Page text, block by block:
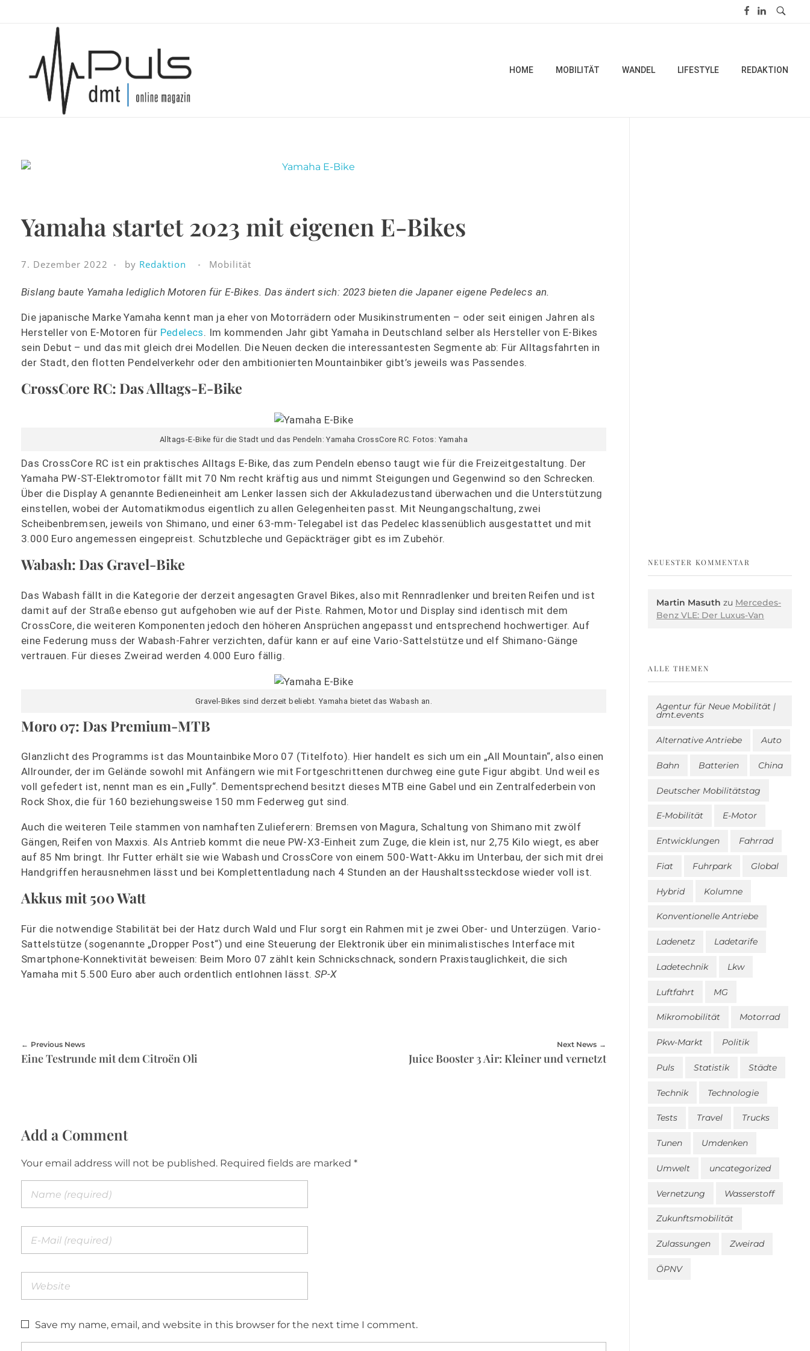
Puls Magazin
Zukunft der Mobilität
HOME MOBILITÄT WANDEL LIFESTYLE REDAKTION
Yamaha startet 2023 mit eigenen E-Bikes
7. Dezember 2022 by Redaktion Mobilität
Bislang baute Yamaha lediglich Motoren für E-Bikes. Das ändert sich: 2023 bieten die Japaner eigene Pedelecs an.
Die japanische Marke Yamaha kennt man ja eher von Motorrädern oder Musikinstrumenten – oder seit einigen Jahren als
Hersteller von E-Motoren für Pedelecs. Im kommenden Jahr gibt Yamaha in Deutschland selber als Hersteller von E-Bikes
sein Debut – und das mit gleich drei Modellen. Die Neuen decken die interessantesten Segmente ab: Für Alltagsfahrten in
der Stadt, den flotten Pendelverkehr oder den ambitionierten Mountainbiker gibt’s jeweils was Passendes.
CrossCore RC: Das Alltags-E-Bike
Alltags-E-Bike für die Stadt und das Pendeln: Yamaha CrossCore RC. Fotos: Yamaha
Das CrossCore RC ist ein praktisches Alltags E-Bike, das zum Pendeln ebenso taugt wie für die Freizeitgestaltung. Der
Yamaha PW-ST-Elektromotor fällt mit 70 Nm recht kräftig aus und nimmt Steigungen und Gegenwind so den Schrecken.
Über die Display A genannte Bedieneinheit am Lenker lassen sich der Akkuladezustand überwachen und die Unterstützung
einstellen, wobei der Automatikmodus eigentlich zu allen Gelegenheiten passt. Mit Neungangschaltung, zwei
Scheibenbremsen, jeweils von Shimano, und einer 63-mm-Telegabel ist das Pedelec klassenüblich ausgestattet und mit
3.000 Euro angemessen eingepreist. Schutzbleche und Gepäckträger gibt es im Zubehör.
Wabash: Das Gravel-Bike
Das Wabash fällt in die Kategorie der derzeit angesagten Gravel Bikes, also mit Rennradlenker und breiten Reifen und ist
damit auf der Straße ebenso gut aufgehoben wie auf der Piste. Rahmen, Motor und Display sind identisch mit dem
CrossCore, die weiteren Komponenten jedoch den höheren Ansprüchen angepasst und entsprechend hochwertiger. Auf
eine Federung muss der Wabash-Fahrer verzichten, dafür kann er auf eine Vario-Sattelstütze und elf Shimano-Gänge
vertrauen. Für dieses Zweirad werden 4.000 Euro fällig.
Gravel-Bikes sind derzeit beliebt. Yamaha bietet das Wabash an.
Moro 07: Das Premium-MTB
Glanzlicht des Programms ist das Mountainbike Moro 07 (Titelfoto). Hier handelt es sich um ein „All Mountain“, also einen
Allrounder, der im Gelände sowohl mit Anfängern wie mit Fortgeschrittenen durchweg eine gute Figur abgibt. Und weil es
voll gefedert ist, nennt man es ein „Fully“. Dementsprechend besitzt dieses MTB eine Gabel und ein Zentralfederbein von
Rock Shox, die für 160 beziehungsweise 150 mm Federweg gut sind.
Auch die weiteren Teile stammen von namhaften Zulieferern: Bremsen von Magura, Schaltung von Shimano mit zwölf
Gängen, Reifen von Maxxis. Als Antrieb kommt die neue PW-X3-Einheit zum Zuge, die klein ist, nur 2,75 Kilo wiegt, es aber
auf 85 Nm bringt. Ihr Futter erhält sie wie Wabash und CrossCore von einem 500-Watt-Akku im Unterbau, der sich mit drei
Handgriffen herausnehmen lässt und bei Komplettentladung nach 4 Stunden an der Haushaltssteckdose wieder voll ist.
Akkus mit 500 Watt
Für die notwendige Stabilität bei der Hatz durch Wald und Flur sorgt ein Rahmen mit je zwei Ober- und Unterzügen. Vario-
Sattelstütze (sogenannte „Dropper Post“) und eine Steuerung der Elektronik über ein minimalistisches Interface mit
Smartphone-Konnektivität beweisen: Beim Moro 07 zählt kein Schnickschnack, sondern Praxistauglichkeit, die sich
Yamaha mit 5.500 Euro aber auch ordentlich entlohnen lässt. SP-X
Previous News
Eine Testrunde mit dem Citroën Oli
Next News
Juice Booster 3 Air: Kleiner und vernetzt
Add a Comment
Your email address will not be published. Required fields are marked *
Save my name, email, and website in this browser for the next time I comment.
NEUESTER KOMMENTAR
Martin Masuth zu Mercedes-
Benz VLE: Der Luxus-Van
ALLE THEMEN
Agentur für Neue Mobilität |
dmt.events
Alternative Antriebe Auto
Bahn Batterien China
Deutscher Mobilitätstag
E-Mobilität E-Motor
Entwicklungen Fahrrad
Fiat Fuhrpark Global
Hybrid Kolumne
Konventionelle Antriebe
Ladenetz Ladetarife
Ladetechnik Lkw
Luftfahrt MG
Mikromobilität Motorrad
Pkw-Markt Politik
Puls Statistik Städte
Technik Technologie
Tests Travel Trucks
Tunen Umdenken
Umwelt uncategorized
Vernetzung Wasserstoff
Zukunftsmobilität
Zulassungen Zweirad
ÖPNV